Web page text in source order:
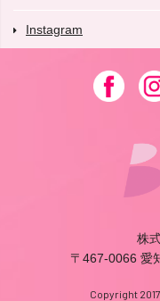
Instagram
株
〒467-0066 愛
Copyright